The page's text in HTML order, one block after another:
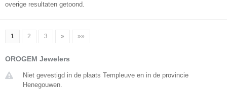
overige resultaten getoond.
1 2 3 » »»
OROGEM Jewelers
Niet gevestigd in de plaats Templeuve en in de provincie
Henegouwen.